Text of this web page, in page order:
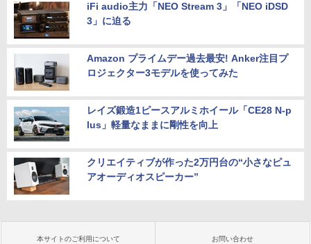
iFi audio主力「NEO Stream 3」「NEO iDSD
3」に迫る
Amazon プライムデー過去最安! Anker注目プ
ロジェクター3モデルを使ってみた
レイズ鍛造1ピースアルミホイール「CE28 N-p
lus」軽量なままに剛性を向上
クリエイティブが作った2万円台の“小さなピュ
アオーディオスピーカー”
本サイトのご利用について お問い合わせ